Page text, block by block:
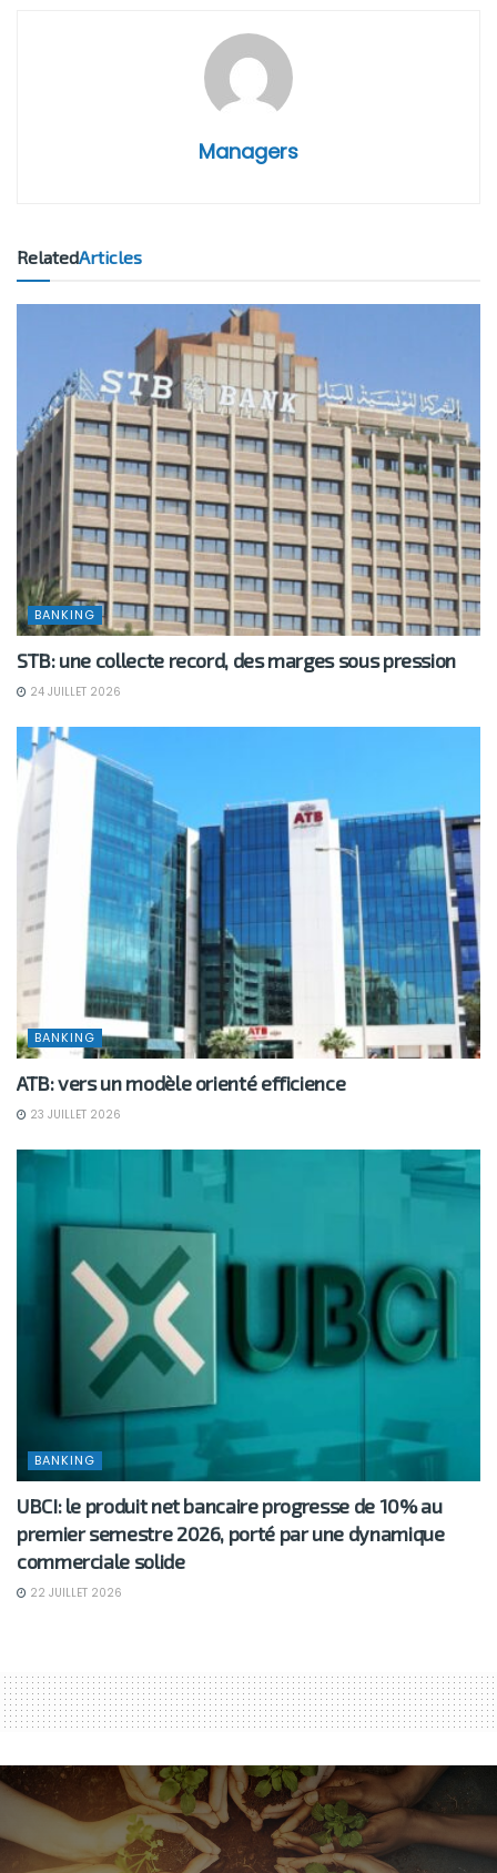
Managers
RelatedArticles
BANKING
STB: une collecte record, des marges sous pression
24 JUILLET 2026
BANKING
ATB: vers un modèle orienté efficience
23 JUILLET 2026
BANKING
UBCI: le produit net bancaire progresse de 10% au
premier semestre 2026, porté par une dynamique
commerciale solide
22 JUILLET 2026